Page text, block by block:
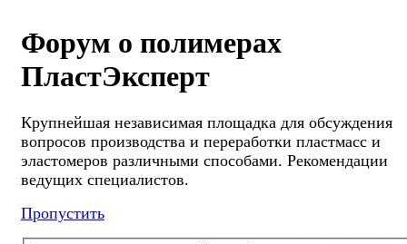
Форум о полимерах
ПластЭксперт
Крупнейшая независимая площадка для обсуждения
вопросов производства и переработки пластмасс и
эластомеров различными способами. Рекомендации
ведущих специалистов.
Пропустить